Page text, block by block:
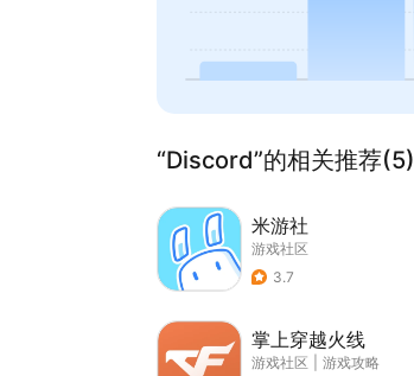
“Discord”的相关推荐(5)
米游社
游戏社区
3.7
掌上穿越火线
游戏社区
游戏攻略